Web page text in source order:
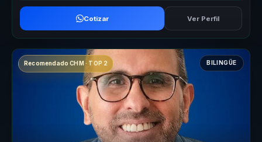
Cotizar Ver Perfil
Recomendado CHM · TOP 2 BILINGÜE